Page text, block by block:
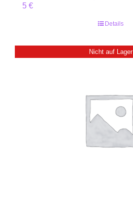
5 €
Details
Nicht auf Lager